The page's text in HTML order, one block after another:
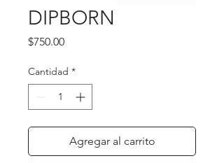
DIPBORN
$750.00Precio
Cantidad *
Agregar al carrito